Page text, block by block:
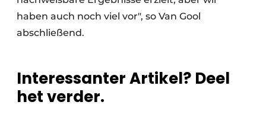
haben auch noch viel vor", so Van Gool
abschließend.
Interessanter Artikel? Deel
het verder.